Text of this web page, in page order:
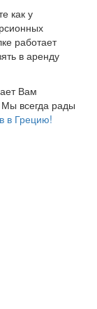
как у
работает
в аренду
Вам
Мы всегда рады
в Грецию!